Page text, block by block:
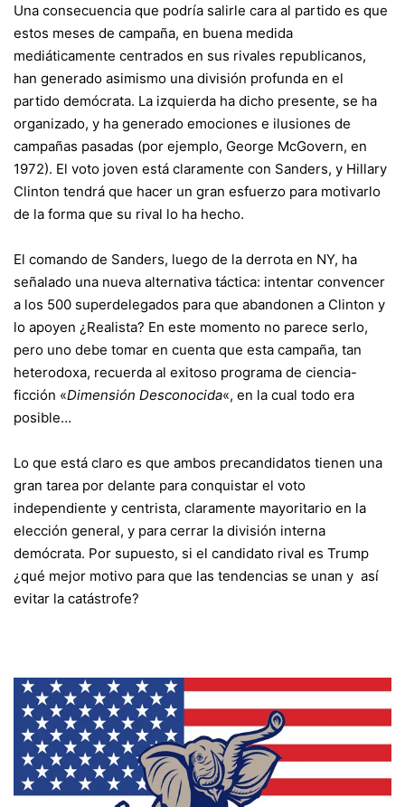
Una consecuencia que podría salirle cara al partido es que
estos meses de campaña, en buena medida
mediáticamente centrados en sus rivales republicanos,
han generado asimismo una división profunda en el
partido demócrata. La izquierda ha dicho presente, se ha
organizado, y ha generado emociones e ilusiones de
campañas pasadas (por ejemplo, George McGovern, en
1972). El voto joven está claramente con Sanders, y Hillary
Clinton tendrá que hacer un gran esfuerzo para motivarlo
de la forma que su rival lo ha hecho.
El comando de Sanders, luego de la derrota en NY, ha
señalado una nueva alternativa táctica: intentar convencer
a los 500 superdelegados para que abandonen a Clinton y
lo apoyen ¿Realista? En este momento no parece serlo,
pero uno debe tomar en cuenta que esta campaña, tan
heterodoxa, recuerda al exitoso programa de ciencia-
ficción «Dimensión Desconocida«, en la cual todo era
posible…
Lo que está claro es que ambos precandidatos tienen una
gran tarea por delante para conquistar el voto
independiente y centrista, claramente mayoritario en la
elección general, y para cerrar la división interna
demócrata. Por supuesto, si el candidato rival es Trump
¿qué mejor motivo para que las tendencias se unan y así
evitar la catástrofe?